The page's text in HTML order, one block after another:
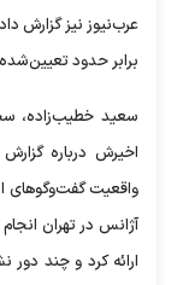
برابر حدود تعیین‌شده در
سعید خطیب‌زاده،
اخیرش درباره
واقعیت گفت‌وگوهای
آژانس در تهران
ارائه کرد و چند